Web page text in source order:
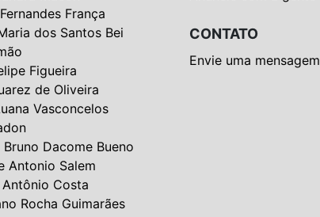
França
dos Santos Bei
Figueira
de Oliveira
Vasconcelos
Dacome Bueno
Antonio Salem
Costa
Rocha Guimarães
CONTATO
Envie uma mensagem